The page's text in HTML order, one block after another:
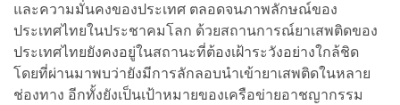
และความมั่นคงของประเทศ ตลอดจนภาพลักษณ์ของ
ประเทศไทยในประชาคมโลก ด้วยสถานการณ์ยาเสพติดของ
ประเทศไทยยังคงอยู่ในสถานะที่ต้องเฝ้าระวังอย่างใกล้ชิด
โดยที่ผ่านมาพบว่ายังมีการลักลอบนำเข้ายาเสพติดในหลาย
ช่องทาง อีกทั้งยังเป็นเป้าหมายของเครือข่ายอาชญากรรม